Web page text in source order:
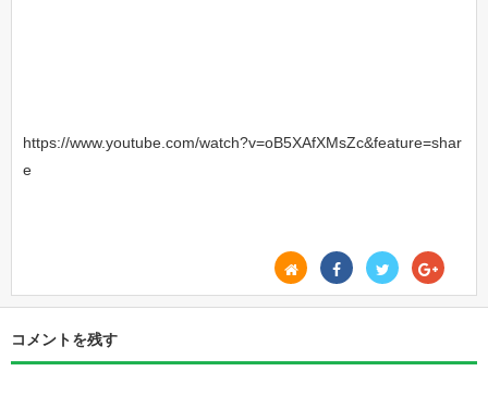
https://www.youtube.com/watch?v=oB5XAfXMsZc&feature=shar
e
コメントを残す